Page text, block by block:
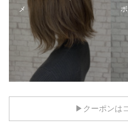
メ
▶クーポンは